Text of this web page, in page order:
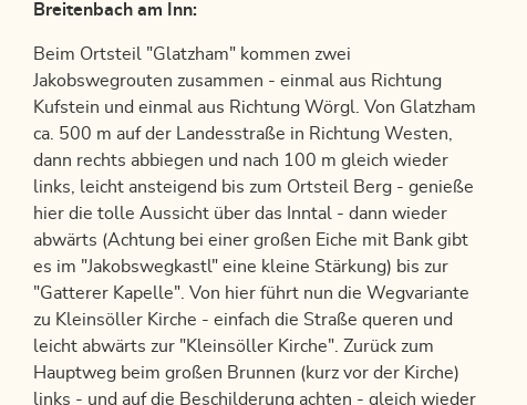
Breitenbach am Inn:
Beim Ortsteil "Glatzham" kommen zwei
Jakobswegrouten zusammen - einmal aus Richtung
Kufstein und einmal aus Richtung Wörgl. Von Glatzham
ca. 500 m auf der Landesstraße in Richtung Westen,
dann rechts abbiegen und nach 100 m gleich wieder
links, leicht ansteigend bis zum Ortsteil Berg - genieße
hier die tolle Aussicht über das Inntal - dann wieder
abwärts (Achtung bei einer großen Eiche mit Bank gibt
es im "Jakobswegkastl" eine kleine Stärkung) bis zur
"Gatterer Kapelle". Von hier führt nun die Wegvariante
zu Kleinsöller Kirche - einfach die Straße queren und
leicht abwärts zur "Kleinsöller Kirche". Zurück zum
Hauptweg beim großen Brunnen (kurz vor der Kirche)
links - und auf die Beschilderung achten - gleich wieder